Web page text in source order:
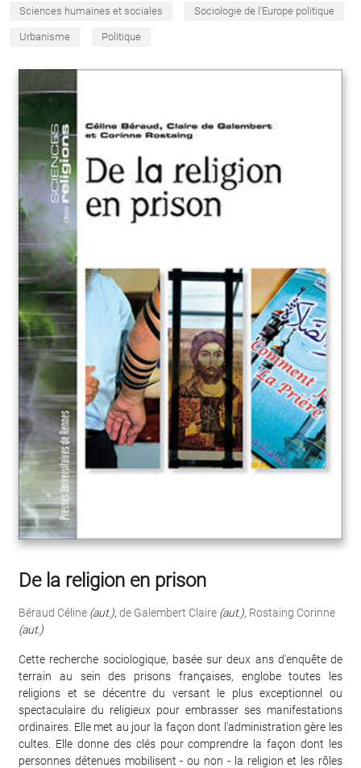
Sciences humaines et sociales Sociologie de l'Europe politique
Urbanisme Politique
De la religion en prison
Béraud Céline (aut.), de Galembert Claire (aut.), Rostaing Corinne
(aut.)
Cette recherche sociologique, basée sur deux ans d'enquête de
terrain au sein des prisons françaises, englobe toutes les
religions et se décentre du versant le plus exceptionnel ou
spectaculaire du religieux pour embrasser ses manifestations
ordinaires. Elle met au jour la façon dont l'administration gère les
cultes. Elle donne des clés pour comprendre la façon dont les
personnes détenues mobilisent - ou non - la religion et les rôles